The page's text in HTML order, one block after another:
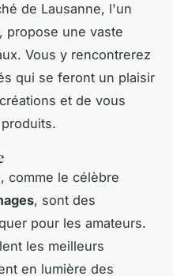
de Lausanne, l'un
propose une vaste
Vous y rencontrerez
qui se feront un plaisir
et de vous
comme le célèbre
, sont des
pour les amateurs.
les meilleurs
en lumière des